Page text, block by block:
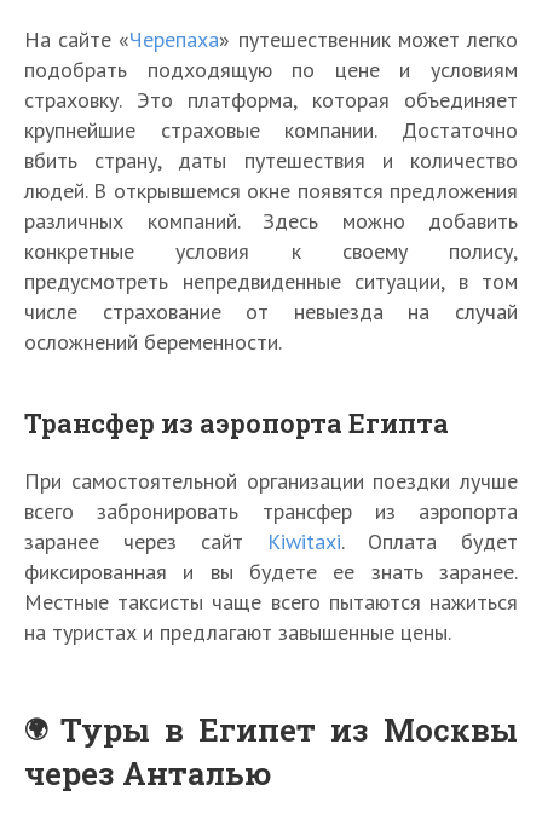
На сайте «Черепаха» путешественник может легко
подобрать подходящую по цене и условиям
страховку. Это платформа, которая объединяет
крупнейшие страховые компании. Достаточно
вбить страну, даты путешествия и количество
людей. В открывшемся окне появятся предложения
различных компаний. Здесь можно добавить
конкретные условия к своему полису,
предусмотреть непредвиденные ситуации, в том
числе страхование от невыезда на случай
осложнений беременности.
Трансфер из аэропорта Египта
При самостоятельной организации поездки лучше
всего забронировать трансфер из аэропорта
заранее через сайт Kiwitaxi. Оплата будет
фиксированная и вы будете ее знать заранее.
Местные таксисты чаще всего пытаются нажиться
на туристах и предлагают завышенные цены.
Туры в Египет из Москвы
через Анталью